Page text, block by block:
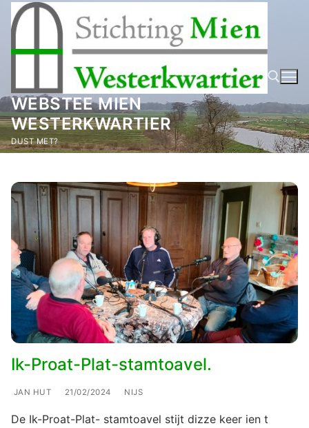
naar
inhoud
WEBSTEE MIEN
WESTERKWARTIER
DUST MET? Zoeken naar:
Ik-Proat-Plat-stamtoavel.
JAN HUT 21/02/2024 NIJS
De Ik-Proat-Plat- stamtoavel stijt dizze keer ien t